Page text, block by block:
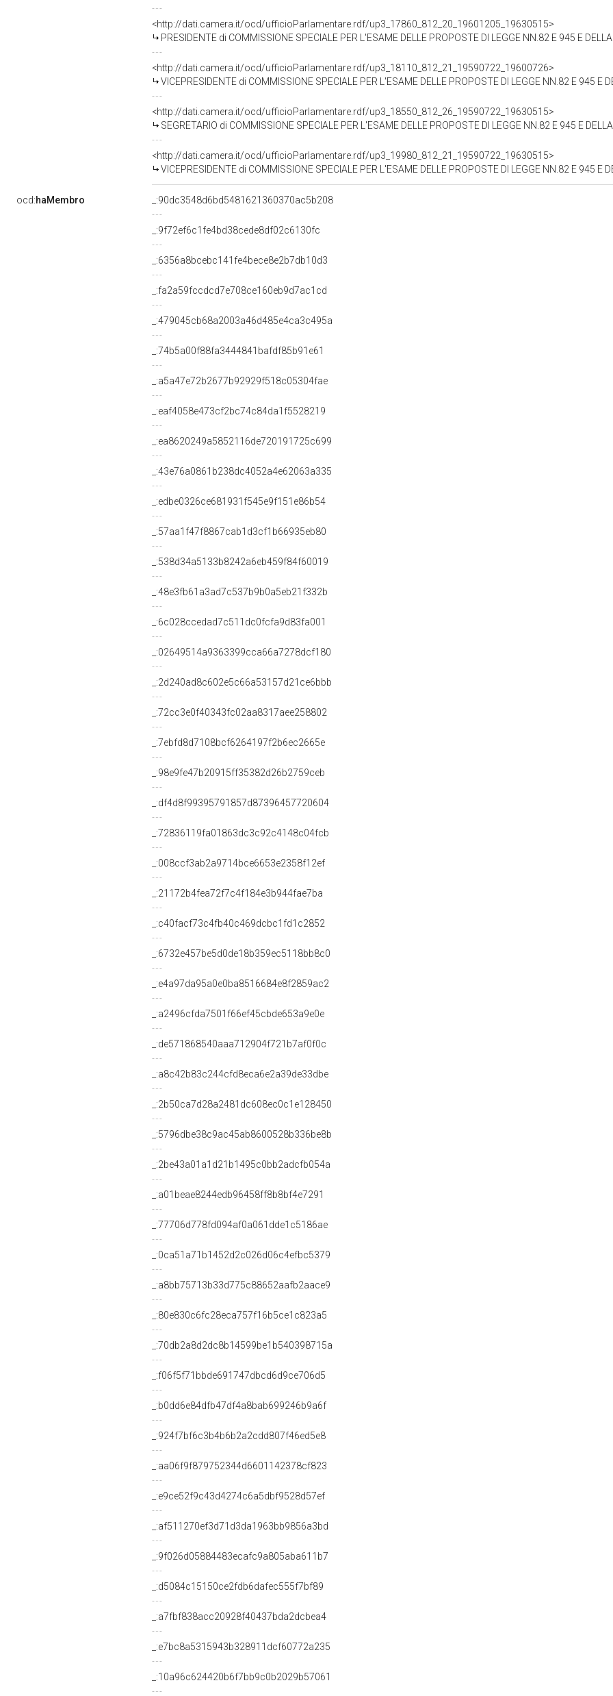
<http://dati.camera.it/ocd/ufficioParlamentare.rdf/up3_17860_812_20_19601205_19630515>
PRESIDENTE di COMMISSIONE SPECIALE PER L'ESAME DELLE PROPOSTE DI LEGGE NN.82 E 945 E DELLA PROPOSTA DI INCHIESTA PARLAMENTARE N.
<http://dati.camera.it/ocd/ufficioParlamentare.rdf/up3_18110_812_21_19590722_19600726>
VICEPRESIDENTE di COMMISSIONE SPECIALE PER L'ESAME DELLE PROPOSTE DI LEGGE NN.82 E 945 E DELLA PROPOSTA DI INCHIESTA PARLAMENTARE
<http://dati.camera.it/ocd/ufficioParlamentare.rdf/up3_18550_812_26_19590722_19630515>
SEGRETARIO di COMMISSIONE SPECIALE PER L'ESAME DELLE PROPOSTE DI LEGGE NN.82 E 945 E DELLA PROPOSTA DI INCHIESTA PARLAMENTARE N.
<http://dati.camera.it/ocd/ufficioParlamentare.rdf/up3_19980_812_21_19590722_19630515>
VICEPRESIDENTE di COMMISSIONE SPECIALE PER L'ESAME DELLE PROPOSTE DI LEGGE NN.82 E 945 E DELLA PROPOSTA DI INCHIESTA PARLAMENTARE
ocd:haMembro _:90dc3548d6bd5481621360370ac5b208
_:9f72ef6c1fe4bd38cede8df02c6130fc
_:6356a8bcebc141fe4bece8e2b7db10d3
_:fa2a59fccdcd7e708ce160eb9d7ac1cd
_:479045cb68a2003a46d485e4ca3c495a
_:74b5a00f88fa3444841bafdf85b91e61
_:a5a47e72b2677b92929f518c05304fae
_:eaf4058e473cf2bc74c84da1f5528219
_:ea8620249a5852116de720191725c699
_:43e76a0861b238dc4052a4e62063a335
_:edbe0326ce681931f545e9f151e86b54
_:57aa1f47f8867cab1d3cf1b66935eb80
_:538d34a5133b8242a6eb459f84f60019
_:48e3fb61a3ad7c537b9b0a5eb21f332b
_:6c028ccedad7c511dc0fcfa9d83fa001
_:02649514a9363399cca66a7278dcf180
_:2d240ad8c602e5c66a53157d21ce6bbb
_:72cc3e0f40343fc02aa8317aee258802
_:7ebfd8d7108bcf6264197f2b6ec2665e
_:98e9fe47b20915ff35382d26b2759ceb
_:df4d8f99395791857d87396457720604
_:72836119fa01863dc3c92c4148c04fcb
_:008ccf3ab2a9714bce6653e2358f12ef
_:21172b4fea72f7c4f184e3b944fae7ba
_:c40facf73c4fb40c469dcbc1fd1c2852
_:6732e457be5d0de18b359ec5118bb8c0
_:e4a97da95a0e0ba8516684e8f2859ac2
_:a2496cfda7501f66ef45cbde653a9e0e
_:de571868540aaa712904f721b7af0f0c
_:a8c42b83c244cfd8eca6e2a39de33dbe
_:2b50ca7d28a2481dc608ec0c1e128450
_:5796dbe38c9ac45ab8600528b336be8b
_:2be43a01a1d21b1495c0bb2adcfb054a
_:a01beae8244edb96458ff8b8bf4e7291
_:77706d778fd094af0a061dde1c5186ae
_:0ca51a71b1452d2c026d06c4efbc5379
_:a8bb75713b33d775c88652aafb2aace9
_:80e830c6fc28eca757f16b5ce1c823a5
_:70db2a8d2dc8b14599be1b540398715a
_:f06f5f71bbde691747dbcd6d9ce706d5
_:b0dd6e84dfb47df4a8bab699246b9a6f
_:924f7bf6c3b4b6b2a2cdd807f46ed5e8
_:aa06f9f879752344d6601142378cf823
_:e9ce52f9c43d4274c6a5dbf9528d57ef
_:af511270ef3d71d3da1963bb9856a3bd
_:9f026d05884483ecafc9a805aba611b7
_:d5084c15150ce2fdb6dafec555f7bf89
_:a7fbf838acc20928f40437bda2dcbea4
_:e7bc8a5315943b328911dcf60772a235
_:10a96c624420b6f7bb9c0b2029b57061